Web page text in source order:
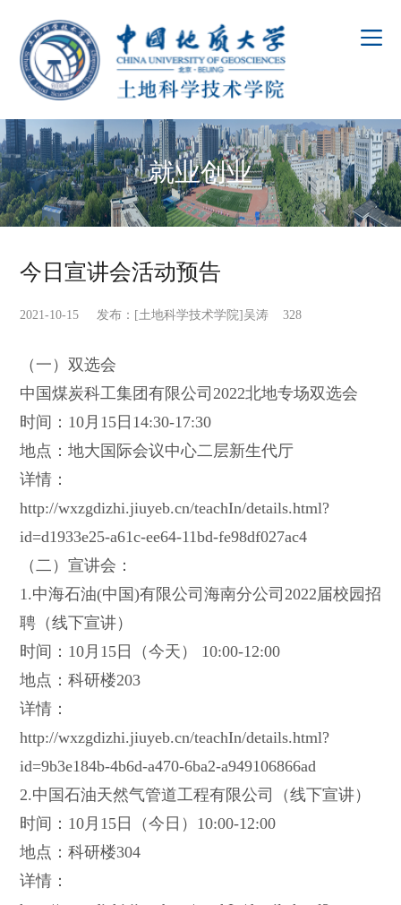
就业创业
今日宣讲会活动预告
2021-10-15 发布：[土地科学技术学院]吴涛 328
（一）双选会
中国煤炭科工集团有限公司2022北地专场双选会
时间：10月15日14:30-17:30
地点：地大国际会议中心二层新生代厅
详情：
http://wxzgdizhi.jiuyeb.cn/teachIn/details.html?
id=d1933e25-a61c-ee64-11bd-fe98df027ac4
（二）宣讲会：
1.中海石油(中国)有限公司海南分公司2022届校园招
聘（线下宣讲）
时间：10月15日（今天） 10:00-12:00
地点：科研楼203
详情：
http://wxzgdizhi.jiuyeb.cn/teachIn/details.html?
id=9b3e184b-4b6d-a470-6ba2-a949106866ad
2.中国石油天然气管道工程有限公司（线下宣讲）
时间：10月15日（今日）10:00-12:00
地点：科研楼304
详情：